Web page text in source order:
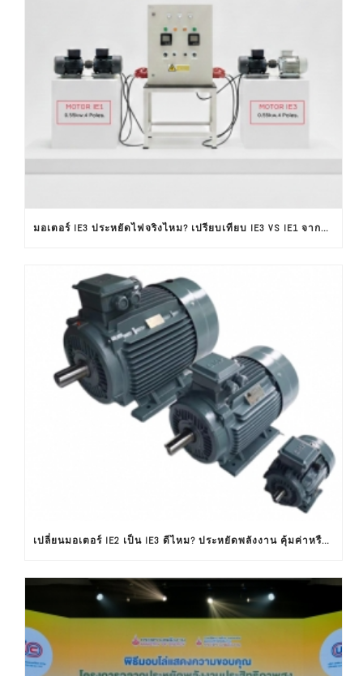
มอเตอร์ IE3 ประหยัดไฟจริงไหม? เปรียบเทียบ IE3 VS IE1 จากผลทดสอบใช้งานจริง
เปลี่ยนมอเตอร์ IE2 เป็น IE3 ดีไหม? ประหยัดพลังงาน คุ้มค่าหรือไม่ ?